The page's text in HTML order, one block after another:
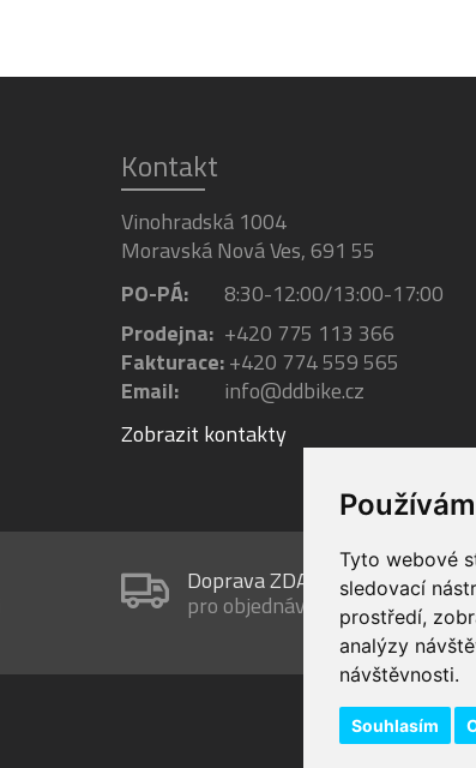
Tyto webové
sledovací
prostředí,
analýzy
návštěvnosti.
Souhlasím
Kontakt
Vinohradská 1004
Moravská Nová Ves, 691 55
PO-PÁ:
8:30-12:00/13:00-17:00
Prodejna: +420 775 113 366
Fakturace:+420 774 559 565
Email:
info@ddbike.cz
Zobrazit kontakty
Doprava ZDARMA
pro objednávky nad 1600 Kč